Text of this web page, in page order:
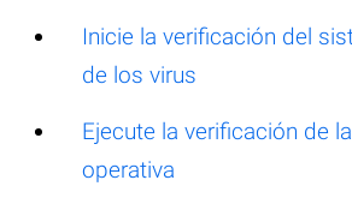
Inicie la verificación del
de los virus
Ejecute la verificación de
operativa